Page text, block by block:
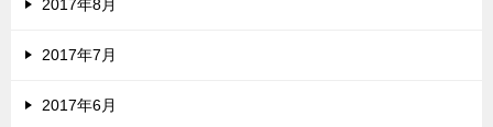
2017年8月
2017年7月
2017年6月